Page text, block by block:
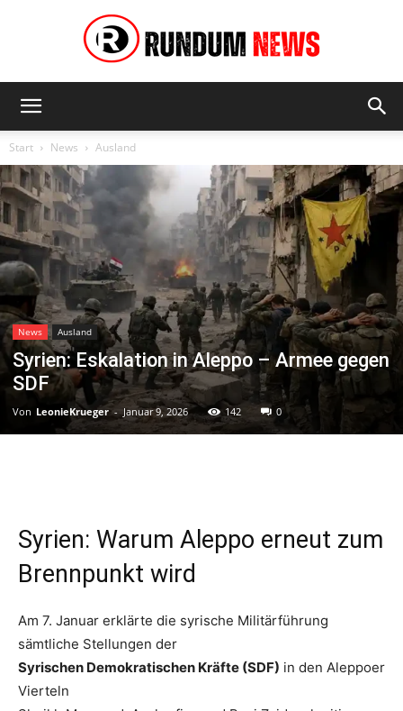
News
Start News Ausland
News Ausland
Syrien: Eskalation in Aleppo – Armee gegen
SDF
Von LeonieKrueger - Januar 9, 2026 142 0
Syrien: Warum Aleppo erneut zum
Brennpunkt wird
Am 7. Januar erklärte die syrische Militärführung
sämtliche Stellungen der
Syrischen Demokratischen Kräfte (SDF) in den Aleppoer
Vierteln